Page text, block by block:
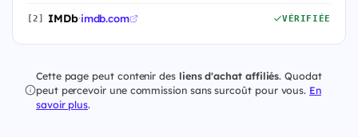
[2] IMDb·imdb.com VÉRIFIÉE
Cette page peut contenir des liens d'achat affiliés. Quodat
peut percevoir une commission sans surcoût pour vous. En
savoir plus.